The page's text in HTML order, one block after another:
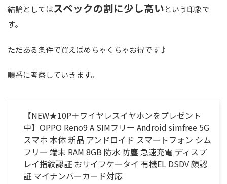
結論としてはスペックの割に少し高いという印象で
す。
ただある条件で買えばめちゃくちゃお得です♪
順番に考察していきます。
【NEW★10P＋ワイヤレスイヤホンをプレゼント
中】OPPO Reno9 A SIMフリー Android simfree 5G
スマホ 本体 新品 アンドロイド スマートフォン シム
フリー 端末 RAM 8GB 防水 防塵 急速充電 ディスプ
レイ指紋認証 おサイフケータイ 有機EL DSDV 顔認
証 マイナンバーカード対応